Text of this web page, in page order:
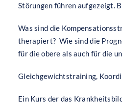
Störungen führen aufgezeigt.
Was sind die
therapiert? Wie sind die
für die obere als auch für die
Gleichgewichtstraining,
Ein Kurs der das